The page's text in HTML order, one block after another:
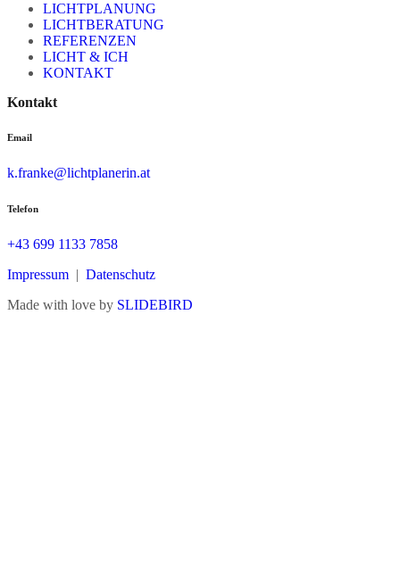
LICHTPLANUNG
LICHTBERATUNG
REFERENZEN
LICHT & ICH
KONTAKT
Kontakt
Email
k.franke@lichtplanerin.at
Telefon
+43 699 1133 7858
Impressum | Datenschutz
Made with love by SLIDEBIRD